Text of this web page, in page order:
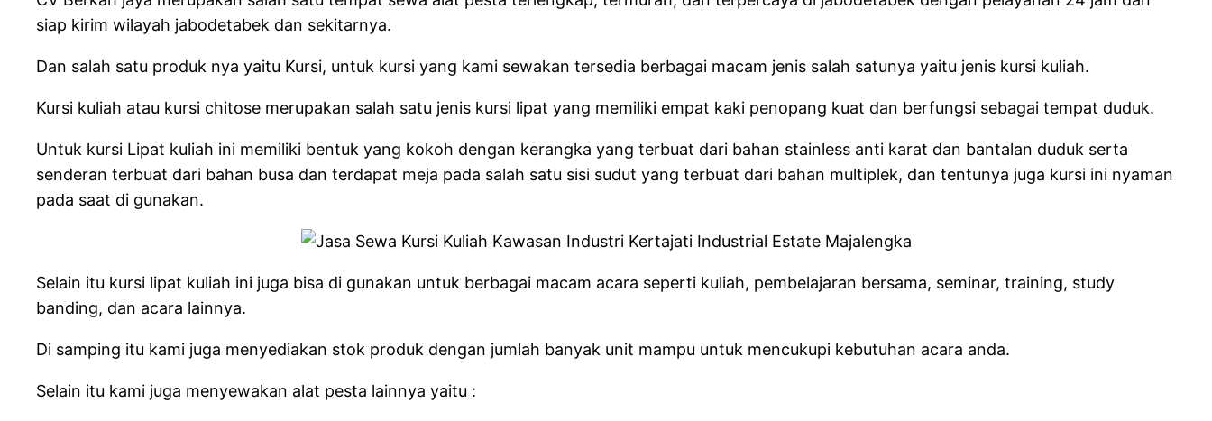
siap kirim wilayah jabodetabek dan sekitarnya.
Dan salah satu produk nya yaitu Kursi, untuk kursi yang kami sewakan tersedia berbagai macam jenis salah satunya yaitu jenis kursi kuliah.
Kursi kuliah atau kursi chitose merupakan salah satu jenis kursi lipat yang memiliki empat kaki penopang kuat dan berfungsi sebagai tempat duduk.
Untuk kursi Lipat kuliah ini memiliki bentuk yang kokoh dengan kerangka yang terbuat dari bahan stainless anti karat dan bantalan duduk serta
senderan terbuat dari bahan busa dan terdapat meja pada salah satu sisi sudut yang terbuat dari bahan multiplek, dan tentunya juga kursi ini nyaman
pada saat di gunakan.
Selain itu kursi lipat kuliah ini juga bisa di gunakan untuk berbagai macam acara seperti kuliah, pembelajaran bersama, seminar, training, study
banding, dan acara lainnya.
Di samping itu kami juga menyediakan stok produk dengan jumlah banyak unit mampu untuk mencukupi kebutuhan acara anda.
Selain itu kami juga menyewakan alat pesta lainnya yaitu :